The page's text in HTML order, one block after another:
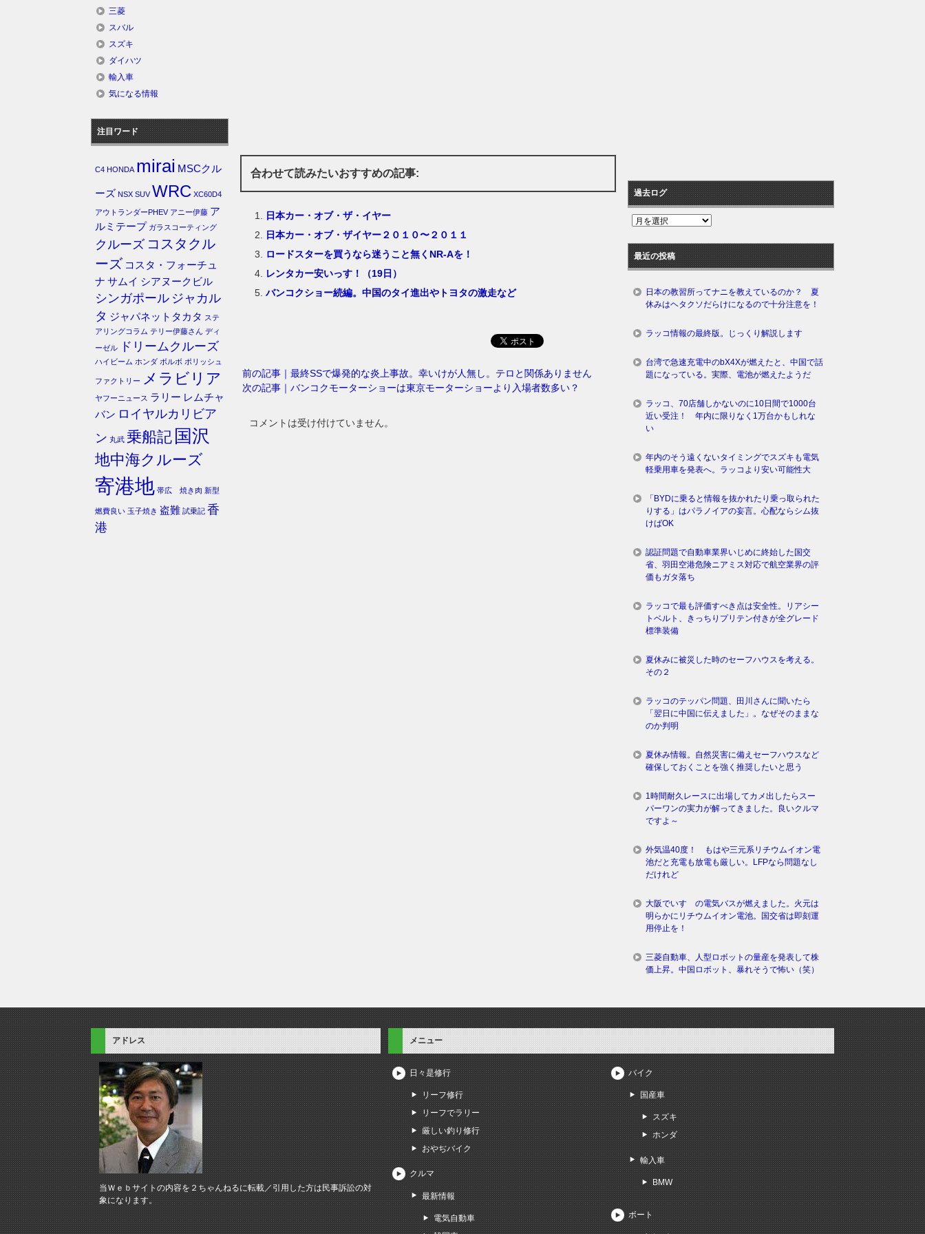
合わせて読みたいおすすめの記事:
日本カー・オブ・ザ・イヤー
日本カー・オブ・ザイヤー２０１０〜２０１１
ロードスターを買うなら迷うこと無くNR-Aを！
レンタカー安いっす！（19日）
バンコクショー続編。中国のタイ進出やトヨタの激走など
前の記事｜最終SSで爆発的な炎上事故。幸いけが人無し。テロと関係ありません
次の記事｜バンコクモーターショーは東京モーターショーより入場者数多い？
コメントは受け付けていません。
三菱
スバル
スズキ
ダイハツ
輸入車
気になる情報
注目ワード
C4 HONDA mirai MSCクル
ーズ NSX SUV WRC XC60D4
アウトランダーPHEV アニー伊藤 ア
ルミテープ ガラスコーティング
クルーズ コスタクル
ーズ コスタ・フォーチュ
ナ サムイ シアヌークビル
シンガポール ジャカル
タ ジャパネットタカタ ステ
アリングコラム テリー伊藤さん ディ
ーゼル
ドリームクルーズ
ハイビーム ホンダ ボルボ ポリッシュ
ファクトリー メラビリア
ヤフーニュース ラリー レムチャ
バン ロイヤルカリビア
ン 丸武 乗船記 国沢
地中海クルーズ
寄港地 帯広 焼き肉 新型
燃費良い 玉子焼き 盗難 試乗記 香
港
過去ログ
過
ロ
グ
最近の投稿
日本の教習所ってナニを教えているのか？ 夏
休みはヘタクソだらけになるので十分注意を！
ラッコ情報の最終版。じっくり解説します
台湾で急速充電中のbX4Xが燃えたと、中国で話
題になっている。実際、電池が燃えたようだ
ラッコ、70店舗しかないのに10日間で1000台
近い受注！ 年内に限りなく1万台かもしれな
い
年内のそう遠くないタイミングでスズキも電気
軽乗用車を発表へ。ラッコより安い可能性大
「BYDに乗ると情報を抜かれたり乗っ取られた
りする」はパラノイアの妄言。心配ならシム抜
けばOK
認証問題で自動車業界いじめに終始した国交
省、羽田空港危険ニアミス対応で航空業界の評
価もガタ落ち
ラッコで最も評価すべき点は安全性。リアシー
トベルト、きっちりプリテン付きが全グレード
標準装備
夏休みに被災した時のセーフハウスを考える。
その２
ラッコのテッパン問題、田川さんに聞いたら
「翌日に中国に伝えました」。なぜそのままな
のか判明
夏休み情報。自然災害に備えセーフハウスなど
確保しておくことを強く推奨したいと思う
1時間耐久レースに出場してカメ出したらスー
パーワンの実力が解ってきました。良いクルマ
ですよ～
外気温40度！ もはや三元系リチウムイオン電
池だと充電も放電も厳しい。LFPなら問題なし
だけれど
大阪でいすゞの電気バスが燃えました。火元は
明らかにリチウムイオン電池。国交省は即刻運
用停止を！
三菱自動車、人型ロボットの量産を発表して株
価上昇。中国ロボット、暴れそうで怖い（笑）
アドレス
当Ｗｅｂサイトの内容を２ちゃんねるに転載／引用した方は民事訴訟の対
象になります。
メニュー
日々是修行
リーフ修行
リーフでラリー
厳しい釣り修行
おやぢバイク
クルマ
最新情報
電気自動車
バイク
国産車
スズキ
ホンダ
輸入車
BMW
ボート